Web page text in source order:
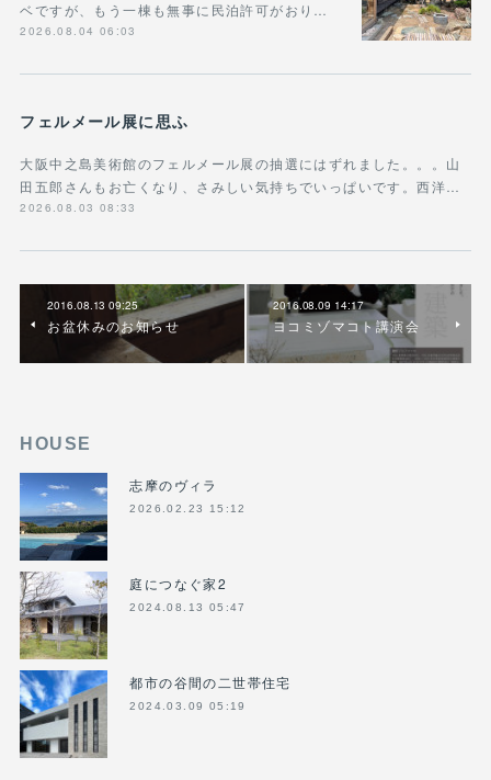
ベですが、もう一棟も無事に民泊許可がおり…
2026.08.04 06:03
フェルメール展に思ふ
大阪中之島美術館のフェルメール展の抽選にはずれました。。。山
田五郎さんもお亡くなり、さみしい気持ちでいっぱいです。西洋…
2026.08.03 08:33
2016.08.13 09:25
お盆休みのお知らせ
2016.08.09 14:17
ヨコミゾマコト講演会
HOUSE
志摩のヴィラ
2026.02.23 15:12
庭につなぐ家2
2024.08.13 05:47
都市の谷間の二世帯住宅
2024.03.09 05:19